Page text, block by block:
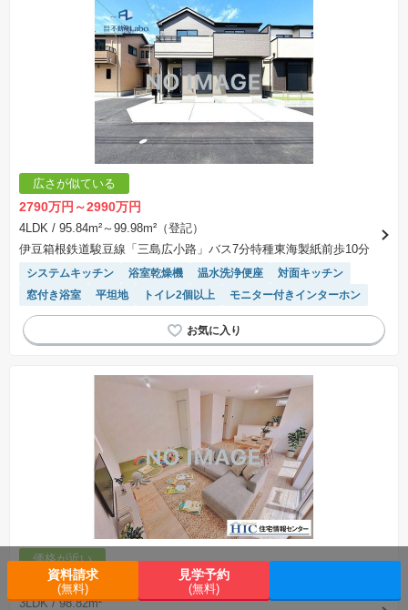
資料請求
(無料)
見学予約
(無料)
広さが似ている
2790万円～2990万円
4LDK / 95.84m²～99.98m²（登記）
伊豆箱根鉄道駿豆線「三島広小路」バス7分特種東海製紙前歩10分
システムキッチン 浴室乾燥機 温水洗浄便座
対面キッチン
窓付き浴室
平坦地 トイレ2個以上 モニター付きインターホン
価格が近い
3450万円
3LDK/ 98.82m²